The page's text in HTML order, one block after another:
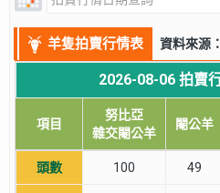
羊隻拍賣行情表 資料來源
2026-08-06 拍賣
項目
努比亞
雜交閹公羊
閹公羊
頭數 100 49